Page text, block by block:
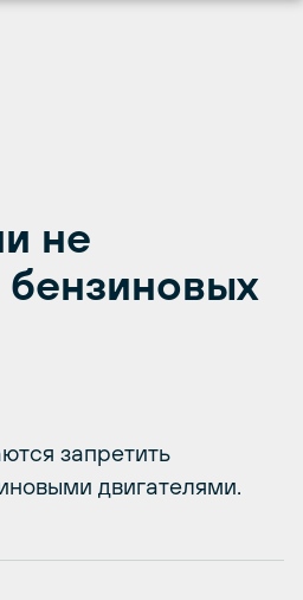
не
бензиновых
запретить
двигателями.